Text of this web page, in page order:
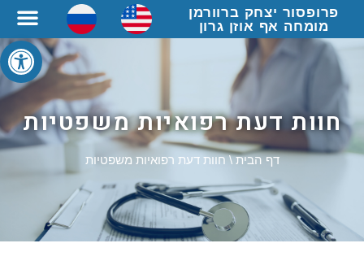
פרופסור יצחק ברוורמן
מומחה אף אוזן גרון
חוות דעת רפואיות משפטיות
דף הבית\חוות דעת רפואיות משפטיות
פתח